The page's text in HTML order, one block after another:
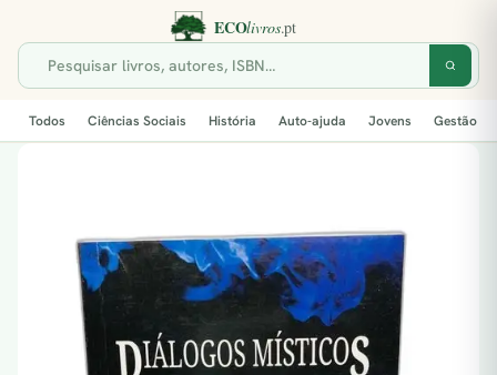
Todos Ciências Sociais História Auto-ajuda Jovens Gestão